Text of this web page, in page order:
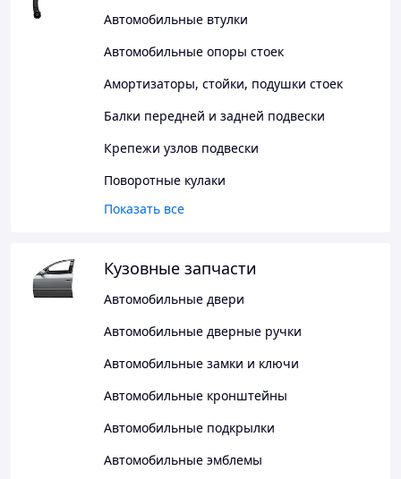
Автомобильные втулки
Автомобильные опоры стоек
Амортизаторы, стойки, подушки стоек
Балки передней и задней подвески
Крепежи узлов подвески
Поворотные кулаки
Показать все
Кузовные запчасти
Автомобильные двери
Автомобильные дверные ручки
Автомобильные замки и ключи
Автомобильные кронштейны
Автомобильные подкрылки
Автомобильные эмблемы